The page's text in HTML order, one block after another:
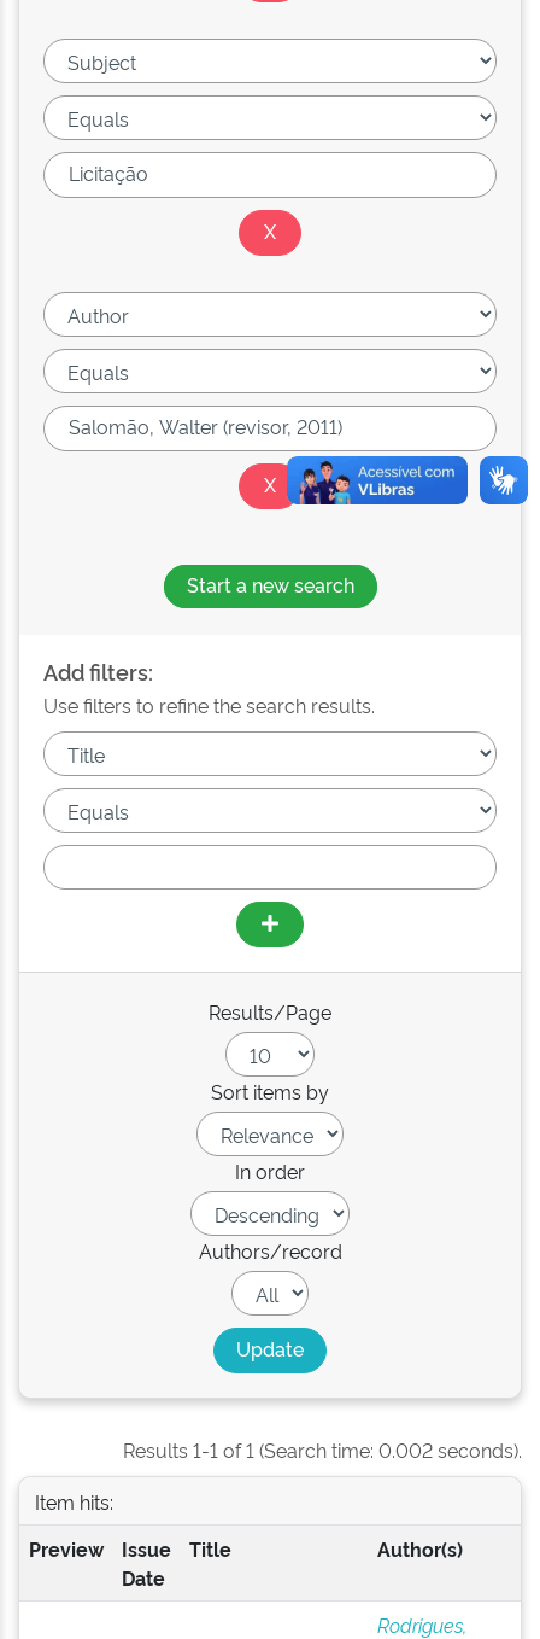
Start a new search
Add filters:
Use filters to refine the search results.
Results/Page
Sort items by
In order
Authors/record
Results 1-1 of 1 (Search time: 0.002 seconds).
Item hits:
Preview
Issue
Date
Title Author(s)
Rodrigues,